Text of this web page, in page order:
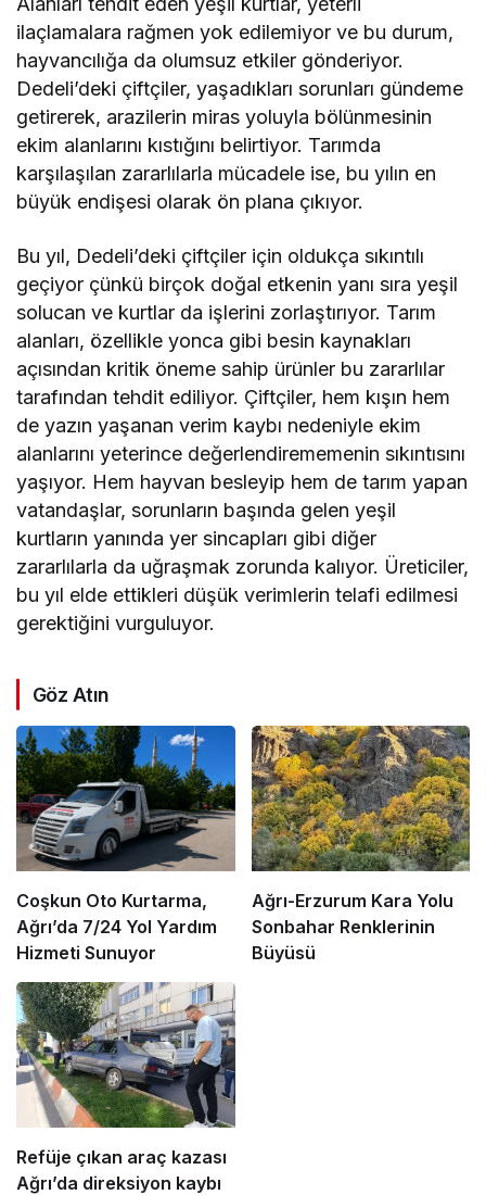
ilaçlamalara rağmen yok edilemiyor ve bu durum,
hayvancılığa da olumsuz etkiler gönderiyor.
Dedeli’deki çiftçiler, yaşadıkları sorunları gündeme
getirerek, arazilerin miras yoluyla bölünmesinin
ekim alanlarını kıstığını belirtiyor. Tarımda
karşılaşılan zararlılarla mücadele ise, bu yılın en
büyük endişesi olarak ön plana çıkıyor.
Bu yıl, Dedeli’deki çiftçiler için oldukça sıkıntılı
geçiyor çünkü birçok doğal etkenin yanı sıra yeşil
solucan ve kurtlar da işlerini zorlaştırıyor. Tarım
alanları, özellikle yonca gibi besin kaynakları
açısından kritik öneme sahip ürünler bu zararlılar
tarafından tehdit ediliyor. Çiftçiler, hem kışın hem
de yazın yaşanan verim kaybı nedeniyle ekim
alanlarını yeterince değerlendirememenin sıkıntısını
yaşıyor. Hem hayvan besleyip hem de tarım yapan
vatandaşlar, sorunların başında gelen yeşil
kurtların yanında yer sincapları gibi diğer
zararlılarla da uğraşmak zorunda kalıyor. Üreticiler,
bu yıl elde ettikleri düşük verimlerin telafi edilmesi
gerektiğini vurguluyor.
Göz Atın
Coşkun Oto Kurtarma,
Ağrı’da 7/24 Yol Yardım
Hizmeti Sunuyor
Ağrı-Erzurum Kara Yolu
Sonbahar Renklerinin
Büyüsü
Refüje çıkan araç kazası
Ağrı’da direksiyon kaybı